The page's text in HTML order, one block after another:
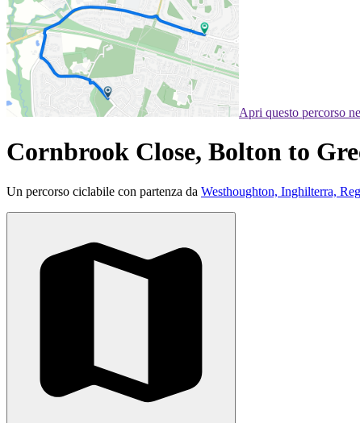
Apri questo percorso
Cornbrook Close, Bolton to
Un percorso ciclabile con partenza da Westhoughton, Inghilterra,